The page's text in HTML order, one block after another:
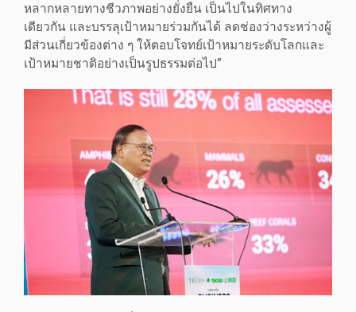
หลากหลายทางชีวภาพอย่างยั่งยืน เป็นไปในทิศทาง
เดียวกัน และบรรลุเป้าหมายร่วมกันได้ ลดช่องว่างระหว่างผู้
มีส่วนเกี่ยวข้องต่าง ๆ ให้ตอบโจทย์เป้าหมายระดับโลกและ
เป้าหมายชาติอย่างเป็นรูปธรรมต่อไป”